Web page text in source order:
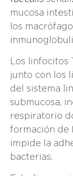
mucosa
los
Los linfocitos
junto con los
del sistema
submucosa,
respiratorio
formación de
impide la
bacterias.